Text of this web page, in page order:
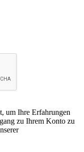
um Ihre Erfahrungen
zu Ihrem Konto zu